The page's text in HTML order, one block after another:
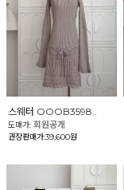
스웨터 OOOB3598..
도매가: 회원공개
권장판매가:39,600원